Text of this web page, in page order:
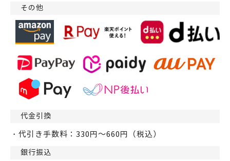
その他
代金引換
・代引き手数料：330円～660円（税込）
銀行振込